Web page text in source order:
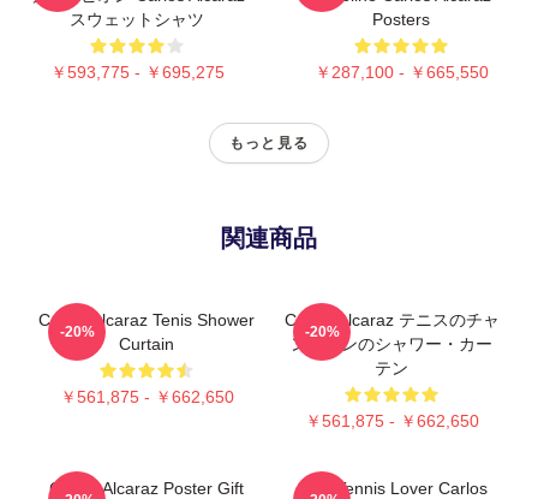
スウェットシャツ
￥593,775 - ￥695,275
Posters
￥287,100 - ￥665,550
もっと見る
関連商品
Carlos Alcaraz Tenis Shower
Curtain
￥561,875 - ￥662,650
-20%
Carlos Alcaraz テニスのチャ
ンピオンのシャワー・カー
テン
￥561,875 - ￥662,650
-20%
Carlos Alcaraz Poster Gift
Girls Tennis Lover Carlos